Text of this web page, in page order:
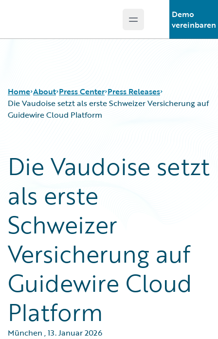
Open main menu
Demo
vereinbaren
Home About Press Center Press Releases
Die Vaudoise setzt als erste Schweizer Versicherung auf
Guidewire Cloud Platform
Die Vaudoise setzt
als erste
Schweizer
Versicherung auf
Guidewire Cloud
Platform
München ,13. Januar 2026